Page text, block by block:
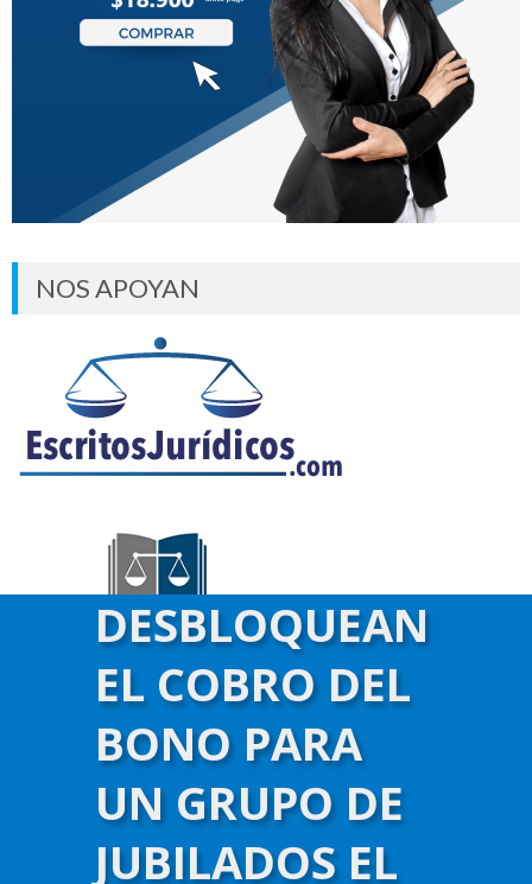
NOS APOYAN
DESBLOQUEAN
EL COBRO DEL
BONO PARA
UN GRUPO DE
JUBILADOS EL